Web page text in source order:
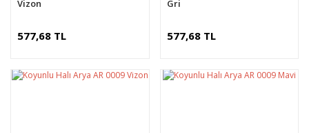
Vizon
577,68 TL
Gri
577,68 TL